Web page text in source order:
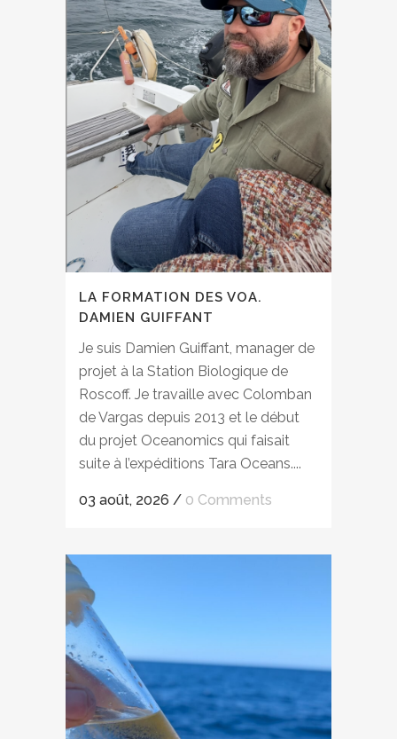
LA FORMATION DES VOA.
DAMIEN GUIFFANT
Je suis Damien Guiffant, manager de
projet à la Station Biologique de
Roscoff. Je travaille avec Colomban
de Vargas depuis 2013 et le début
du projet Oceanomics qui faisait
suite à l’expéditions Tara Oceans....
03 août, 2026 / 0 Comments